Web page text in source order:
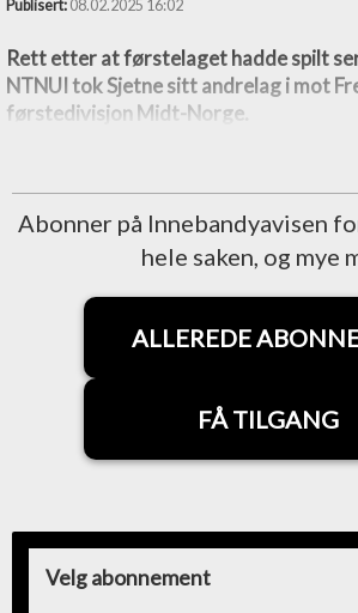
Publisert: 08.02.2025 16:02
Rett etter at førstelaget hadde spilt
NTNUI tok Sjetne sitt andrelag i mot
førstedivisjon Midt-Norge.
Abonner på Innebandyavisen
hele saken, og mye
ALLEREDE
FÅ TILGANG
Velg abonnement